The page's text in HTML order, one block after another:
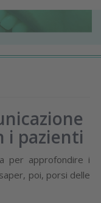
i pazienti
per approfondire i
poi, porsi delle